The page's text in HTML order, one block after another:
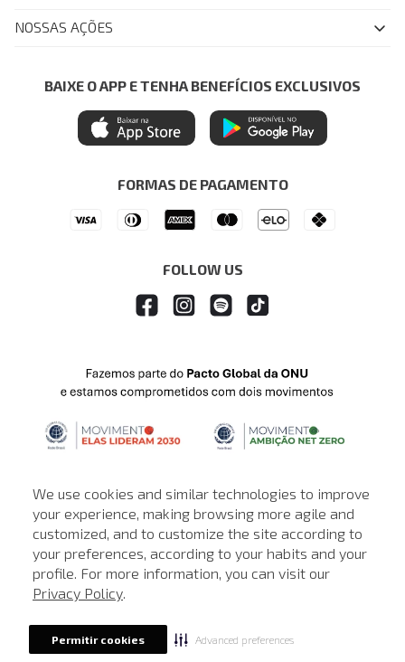
We use cookies and similar technologies to improve
your experience, making browsing more agile and
customized, and to customize the site according to
your preferences, according to your habits and your
profile. For more information, you can visit our
Privacy Policy.
Permitir cookies Advanced preferences
John John Club
Painel de Privacidade
Central de Preferências
Ética e Sustentabilidade
FAQ
Regulamentos
Seja um Revendedor
NOSSAS AÇÕES
Azul Fidelidade
Mastercard
Itau Personnalite
BAIXE O APP E TENHA BENEFÍCIOS EXCLUSIVOS
FORMAS DE PAGAMENTO
FOLLOW US
© © Copyright 2000-2026 - Todos os direitos reservados. A Loja de
John John reserva-se no direito de corrigir ou alterar informações
Em caso de dúvidas:0800 990 5500.
Horário de Atendimentodas 8h às 20h de segunda a sábado, exceto